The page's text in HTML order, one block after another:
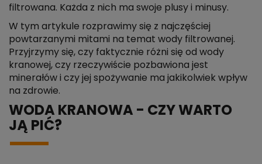
filtrowana. Każda z nich ma swoje plusy i minusy.
W tym artykule rozprawimy się z najczęściej
powtarzanymi mitami na temat wody filtrowanej.
Przyjrzymy się, czy faktycznie różni się od wody
kranowej, czy rzeczywiście pozbawiona jest
minerałów i czy jej spożywanie ma jakikolwiek wpływ
na zdrowie.
WODA KRANOWA - CZY WARTO
JĄ PIĆ?